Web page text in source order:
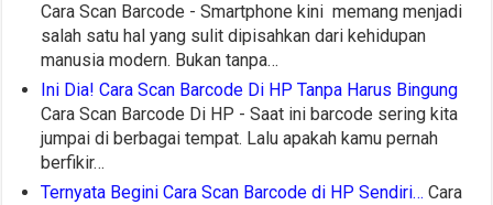
Cara Scan Barcode - Smartphone kini memang menjadi
salah satu hal yang sulit dipisahkan dari kehidupan
manusia modern. Bukan tanpa…
Ini Dia! Cara Scan Barcode Di HP Tanpa Harus Bingung
Cara Scan Barcode Di HP - Saat ini barcode sering kita
jumpai di berbagai tempat. Lalu apakah kamu pernah
berfikir…
Ternyata Begini Cara Scan Barcode di HP Sendiri… Cara